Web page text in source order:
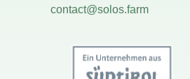
contact@solos.farm